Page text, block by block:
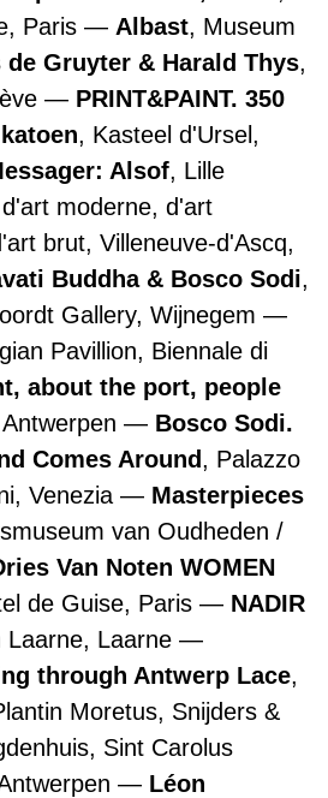
Paris
Albast, Museum
de Gruyter & Harald Thys,
PRINT&PAINT. 350
, Kasteel d'Ursel,
Alsof, Lille
moderne, d'art
brut, Villeneuve-d'Ascq,
Buddha & Bosco Sodi,
Gallery, Wijnegem
Pavillion, Biennale di
about the port, people
Bosco Sodi.
Comes Around, Palazzo
Venezia
Masterpieces
van Oudheden /
Van Noten WOMEN
de Guise, Paris
NADIR
Laarne, Laarne
through Antwerp Lace,
Moretus, Snijders &
Sint Carolus
Léon